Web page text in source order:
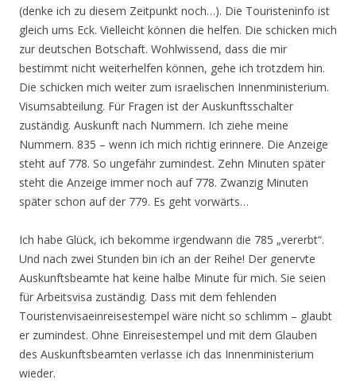
(denke ich zu diesem Zeitpunkt noch…). Die Touristeninfo ist
gleich ums Eck. Vielleicht können die helfen. Die schicken mich
zur deutschen Botschaft. Wohlwissend, dass die mir
bestimmt nicht weiterhelfen können, gehe ich trotzdem hin.
Die schicken mich weiter zum israelischen Innenministerium.
Visumsabteilung. Für Fragen ist der Auskunftsschalter
zuständig. Auskunft nach Nummern. Ich ziehe meine
Nummern. 835 – wenn ich mich richtig erinnere. Die Anzeige
steht auf 778. So ungefähr zumindest. Zehn Minuten später
steht die Anzeige immer noch auf 778. Zwanzig Minuten
später schon auf der 779. Es geht vorwärts…
Ich habe Glück, ich bekomme irgendwann die 785 „vererbt“.
Und nach zwei Stunden bin ich an der Reihe! Der genervte
Auskunftsbeamte hat keine halbe Minute für mich. Sie seien
für Arbeitsvisa zuständig. Dass mit dem fehlenden
Touristenvisaeinreisestempel wäre nicht so schlimm – glaubt
er zumindest. Ohne Einreisestempel und mit dem Glauben
des Auskunftsbeamten verlasse ich das Innenministerium
wieder.